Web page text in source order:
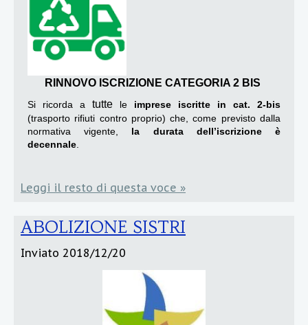
RI NNOVO ISCRIZIONE CATEGORIA 2 BIS
Si ricorda a tutte le imprese iscritte in cat. 2-bis
(trasporto rifiuti contro proprio) che, come previsto dalla
normativa vigente, la durata dell’iscrizione è
decennale
Leggi il resto di questa voce »
ABOLIZIONE SISTRI
Inviato 2018/12/20